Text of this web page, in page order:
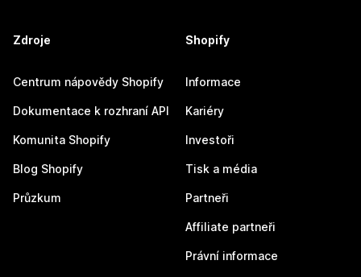
Zdroje
Centrum nápovědy Shopify
Dokumentace k rozhraní API
Komunita Shopify
Blog Shopify
Průzkum
Shopify
Informace
Kariéry
Investoři
Tisk a média
Partneři
Affiliate partneři
Právní informace